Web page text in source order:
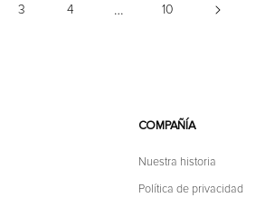
3 4 … 10
COMPAÑÍA
Nuestra historia
Política de privacidad